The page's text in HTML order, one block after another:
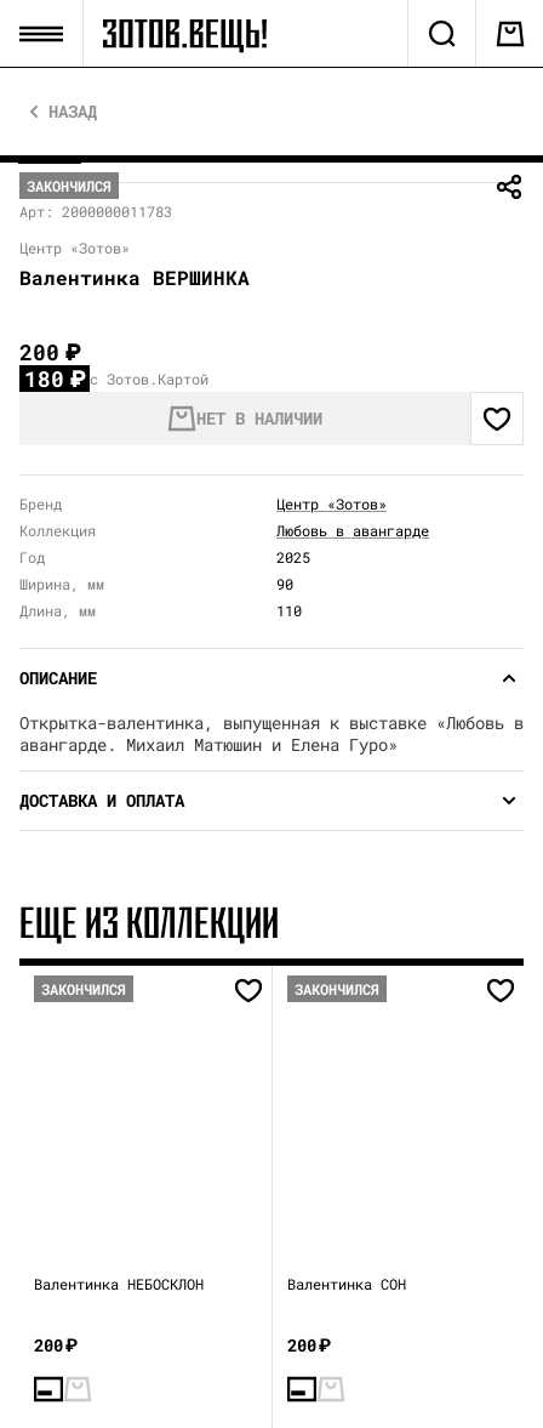
НАЗАД
ЗАКОНЧИЛСЯ
Арт: 2000000011783
Центр «Зотов»
Валентинка ВЕРШИНКА
200₽
180₽ с Зотов.Картой
НЕТ В НАЛИЧИИ
Бренд
Центр «Зотов»
Коллекция
Любовь в авангарде
Год
2025
Ширина, мм
90
Длина, мм
110
ОПИСАНИЕ
Открытка-валентинка, выпущенная к выставке «Любовь в
авангарде. Михаил Матюшин и Елена Гуро»
ДОСТАВКА И ОПЛАТА
ЕЩЕ ИЗ КОЛЛЕКЦИИ
ЗАКОНЧИЛСЯ
Валентинка НЕБОСКЛОН
200₽
ЗАКОНЧИЛСЯ
Валентинка СОН
200₽